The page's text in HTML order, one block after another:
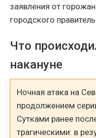
заявления от
городского
Что
накануне
Ночная атака на
продолжением
Сутками ранее
трагическими: в